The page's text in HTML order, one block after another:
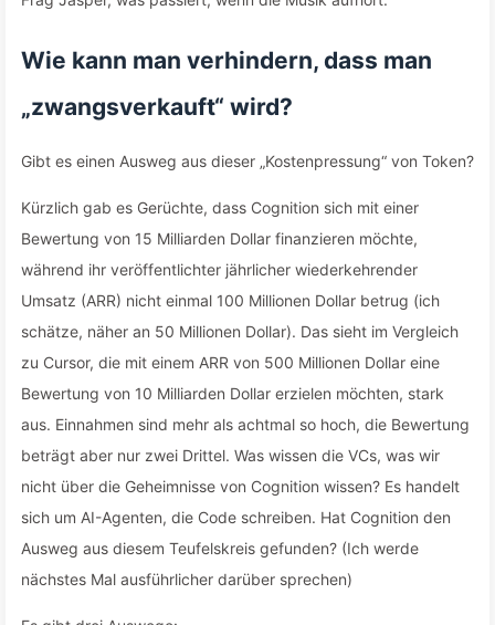
Wie kann man verhindern, dass man
„zwangsverkauft“ wird?
Gibt es einen Ausweg aus dieser „Kostenpressung“ von Token?
Kürzlich gab es Gerüchte, dass Cognition sich mit einer
Bewertung von 15 Milliarden Dollar finanzieren möchte,
während ihr veröffentlichter jährlicher wiederkehrender
Umsatz (ARR) nicht einmal 100 Millionen Dollar betrug (ich
schätze, näher an 50 Millionen Dollar). Das sieht im Vergleich
zu Cursor, die mit einem ARR von 500 Millionen Dollar eine
Bewertung von 10 Milliarden Dollar erzielen möchten, stark
aus. Einnahmen sind mehr als achtmal so hoch, die Bewertung
beträgt aber nur zwei Drittel. Was wissen die VCs, was wir
nicht über die Geheimnisse von Cognition wissen? Es handelt
sich um AI-Agenten, die Code schreiben. Hat Cognition den
Ausweg aus diesem Teufelskreis gefunden? (Ich werde
nächstes Mal ausführlicher darüber sprechen)